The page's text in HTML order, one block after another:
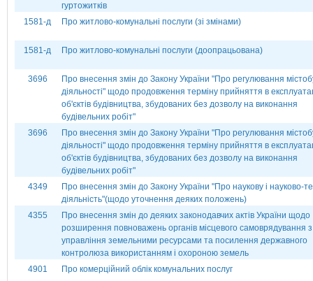
гуртожитків
1581-д
Про житлово-комунальні послуги (зі змінами)
1581-д Про житлово-комунальні послуги (доопрацьована)
3696
Про внесення змін до Закону України "Про регулювання
діяльності" щодо продовження терміну прийняття в
об'єктів будівництва, збудованих без дозволу на виконання
будівельних робіт"
3696
Про внесення змін до Закону України "Про регулювання
діяльності" щодо продовження терміну прийняття в
об'єктів будівництва, збудованих без дозволу на виконання
будівельних робіт"
4349
Про внесення змін до Закону України "Про наукову і науково-
діяльність"(щодо уточнення деяких положень)
4355
Про внесення змін до деяких законодавчих актів України щодо
розширення повноважень органів місцевого самоврядування з
управління земельними ресурсами та посилення державного
контролюза використанням і охороною земель
4901
Про комерційний облік комунальних послуг